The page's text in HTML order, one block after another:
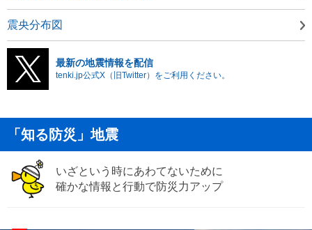
震央分布図
最新の地震情報を配信
tenki.jp公式X（旧Twitter）をご利用ください。
「知る防災」地震
いざという時にあわてないために
確かな情報と行動で防災力アップ